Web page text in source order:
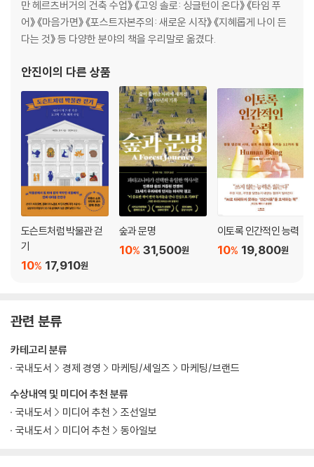
나가는 말. 통제권을 회복할 수 있는 희망이 있다
감사의 말
부록 A
찾아보기
만 헤르츠버거의 건축 수업》 《고잉 솔로: 싱글턴이 온다》 《타임 푸
어》 《마음가면》 《포스트자본주의: 새로운 시작》 《지혜롭게 나이 든
다는 것》 등 다양한 분야의 책을 우리말로 옮겼다.
안진이 의 다른 상품
도슨트처럼 박물관 걷
기
17,910원
10%
숲과 문명
31,500원
10%
이토록 인간적인 능력
19,800원
10%
관련 분류
수상내역 및 미디어 추천 분류
국내도서
미디어 추천
조선일보
국내도서
미디어 추천 동아일보
카테고리 분류
국내도서
경제 경영 마케팅/세일즈 마케팅/브랜드